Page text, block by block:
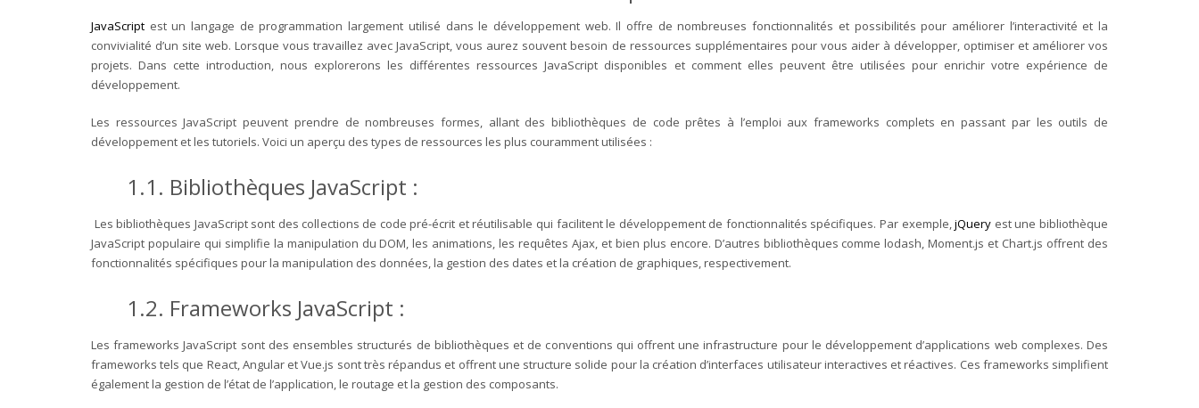
JavaScript est un langage de programmation largement utilisé dans le développement web. Il offre de nombreuses fonctionnalités et possibilités pour améliorer l’interactivité et la
convivialité d’un site web. Lorsque vous travaillez avec JavaScript, vous aurez souvent besoin de ressources supplémentaires pour vous aider à développer, optimiser et améliorer vos
projets. Dans cette introduction, nous explorerons les différentes ressources JavaScript disponibles et comment elles peuvent être utilisées pour enrichir votre expérience de
développement.
Les ressources JavaScript peuvent prendre de nombreuses formes, allant des bibliothèques de code prêtes à l’emploi aux frameworks complets en passant par les outils de
développement et les tutoriels. Voici un aperçu des types de ressources les plus couramment utilisées :
1.1. Bibliothèques JavaScript :
Les bibliothèques JavaScript sont des collections de code pré-écrit et réutilisable qui facilitent le développement de fonctionnalités spécifiques. Par exemple,jQuery est une bibliothèque
JavaScript populaire qui simplifie la manipulation du DOM, les animations, les requêtes Ajax, et bien plus encore. D’autres bibliothèques comme lodash, Moment.js et Chart.js offrent des
fonctionnalités spécifiques pour la manipulation des données, la gestion des dates et la création de graphiques, respectivement.
1.2. Frameworks JavaScript :
Les frameworks JavaScript sont des ensembles structurés de bibliothèques et de conventions qui offrent une infrastructure pour le développement d’applications web complexes. Des
frameworks tels que React, Angular et Vue.js sont très répandus et offrent une structure solide pour la création d’interfaces utilisateur interactives et réactives. Ces frameworks simplifient
également la gestion de l’état de l’application, le routage et la gestion des composants.